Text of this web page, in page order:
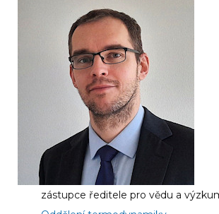
zástupce ředitele pro vědu a